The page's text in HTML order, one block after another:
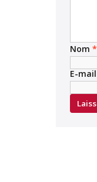
Nom *
E-mail